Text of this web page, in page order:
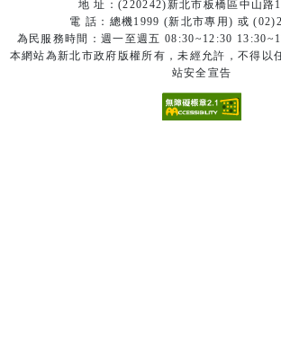
地 址：(220242)新北市板橋區中山路
電 話：總機1999 (新北市專用) 或
為民服務時間：週一至週五 08:30~12:30
本網站為新北市政府版權所有，未經允許，不得以
站安全宣告